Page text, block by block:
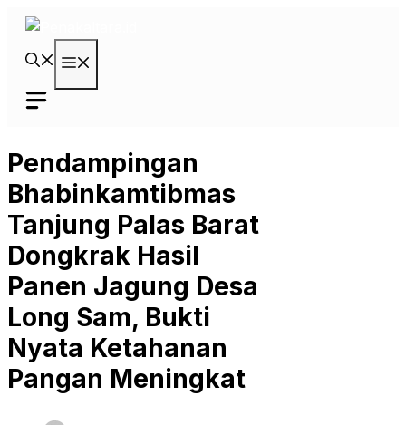
Langsung
Pendampingan
Bhabinkamtibmas
Tanjung Palas Barat
Dongkrak Hasil
Panen Jagung Desa
Long Sam, Bukti
Nyata Ketahanan
Pangan Meningkat